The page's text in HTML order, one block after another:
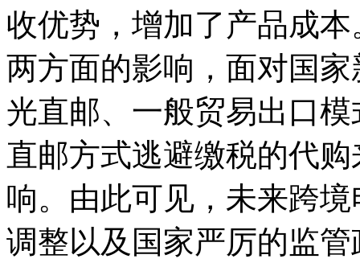
收优势，增加了产品成
两方面的影响，面对国
光直邮、一般贸易出口
直邮方式逃避缴税的代
响。由此可见，未来跨
调整以及国家严厉的监